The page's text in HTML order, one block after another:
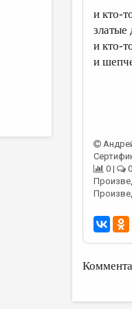
и кто-
златые
и кто-
и
0 |